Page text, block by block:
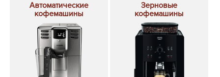
Автоматические
кофемашины
Зерновые
кофемашины